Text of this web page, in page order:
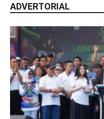
ADVERTORIAL